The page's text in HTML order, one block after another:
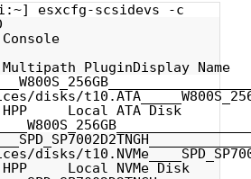
esxcfg-scsidevs -c
PluginDisplay Name
disks/
HPP Local ATA Disk
disks/
HPP Local NVMe Disk